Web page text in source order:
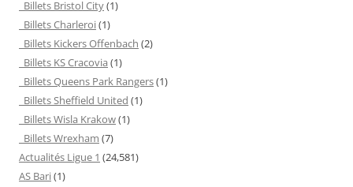
Billets Bristol City(1)
Billets Charleroi(1)
Billets Kickers Offenbach (2)
Billets KS Cracovia (1)
Billets Queens Park Rangers(1)
Billets Sheffield United (1)
Billets Wisla Krakow(1)
Billets Wrexham (7)
Actualités Ligue 1 (24,581)
AS Bari(1)